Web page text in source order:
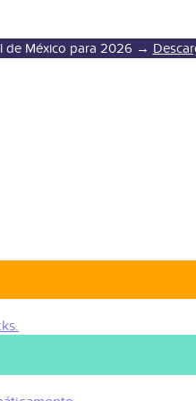
de México para 2026 →